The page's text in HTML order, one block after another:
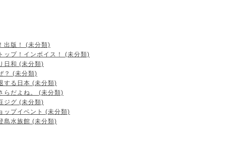
出版！ (未分類)
ップ！インボイス！ (未分類)
日和 (未分類)
？ (未分類)
する日本 (未分類)
らだよね。 (未分類)
ジグ (未分類)
ップイベント (未分類)
島水族館 (未分類)